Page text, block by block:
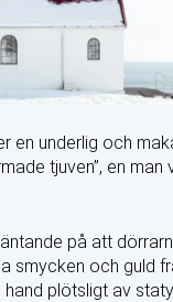
en underlig och
tjuven”, en man
på att
smycken och guld
plötsligt av